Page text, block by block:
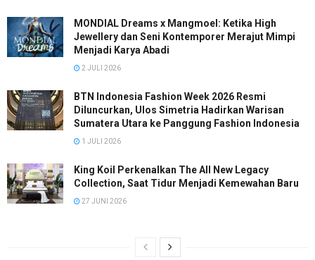
MONDIAL Dreams x Mangmoel: Ketika High
Jewellery dan Seni Kontemporer Merajut Mimpi
Menjadi Karya Abadi
2 JULI 2026
BTN Indonesia Fashion Week 2026 Resmi
Diluncurkan, Ulos Simetria Hadirkan Warisan
Sumatera Utara ke Panggung Fashion Indonesia
1 JULI 2026
King Koil Perkenalkan The All New Legacy
Collection, Saat Tidur Menjadi Kemewahan Baru
27 JUNI 2026